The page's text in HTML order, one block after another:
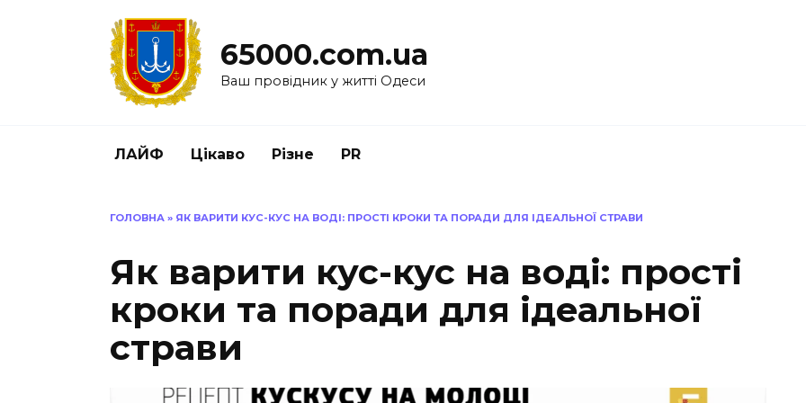
65000.com.ua
Ваш провідник у житті Одеси
ЛАЙФ Цікаво Різне PR
ГОЛОВНА » ЯК ВАРИТИ КУС-КУС НА ВОДІ: ПРОСТІ КРОКИ ТА ПОРАДИ ДЛЯ ІДЕАЛЬНОЇ СТРАВИ
Як варити кус-кус на воді: прості
кроки та поради для ідеальної
страви